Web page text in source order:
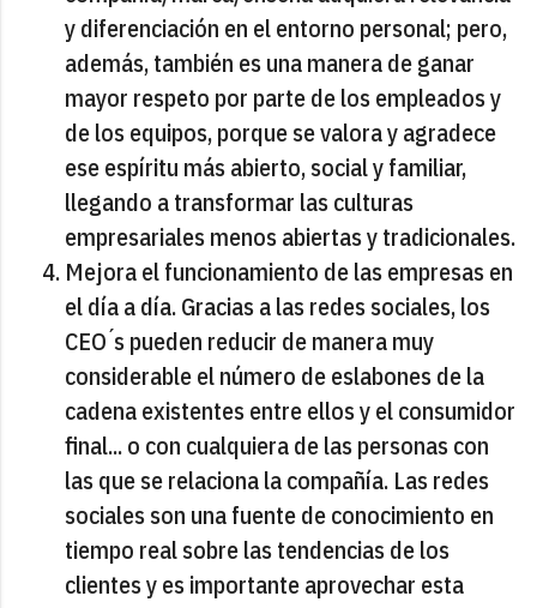
y diferenciación en el entorno personal; pero,
además, también es una manera de ganar
mayor respeto por parte de los empleados y
de los equipos, porque se valora y agradece
ese espíritu más abierto, social y familiar,
llegando a transformar las culturas
empresariales menos abiertas y tradicionales.
Mejora el funcionamiento de las empresas en
el día a día. Gracias a las redes sociales, los
CEO ́s pueden reducir de manera muy
considerable el número de eslabones de la
cadena existentes entre ellos y el consumidor
final... o con cualquiera de las personas con
las que se relaciona la compañía. Las redes
sociales son una fuente de conocimiento en
tiempo real sobre las tendencias de los
clientes y es importante aprovechar esta